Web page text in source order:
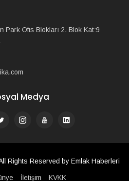
Park Ofis Blokları 2. Blok Kat:9
Medya
Rights Reserved by Emlak Haberleri
İletişim KVKK